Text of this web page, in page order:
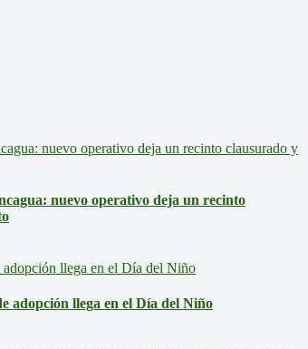
nuevo operativo deja un recinto
adopción llega en el Día del Niño